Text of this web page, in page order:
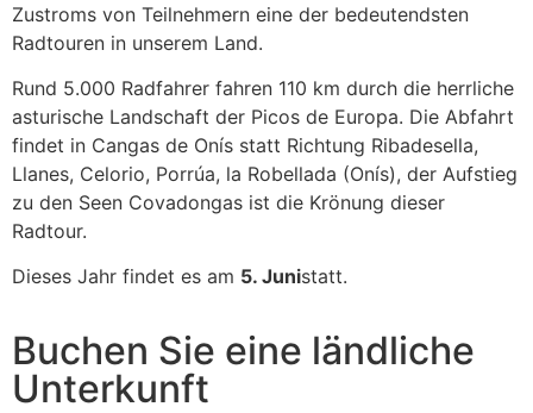
Zustroms von Teilnehmern eine der bedeutendsten
Radtouren in unserem Land.
Rund 5.000 Radfahrer fahren 110 km durch die herrliche
asturische Landschaft der Picos de Europa. Die Abfahrt
findet in Cangas de Onís statt Richtung Ribadesella,
Llanes, Celorio, Porrúa, la Robellada (Onís), der Aufstieg
zu den Seen Covadongas ist die Krönung dieser
Radtour.
Dieses Jahr findet es am 5. Junistatt.
Buchen Sie eine ländliche
Unterkunft